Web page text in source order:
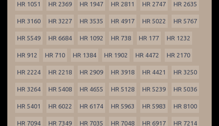
HR 1051 HR 2369 HR 1947 HR 2811 HR 2747 HR 2635
HR 3160 HR 3227 HR 3535 HR 4917 HR 5022 HR 5767
HR 5549 HR 6684 HR 1092 HR 738 HR 177 HR 1232
HR 912 HR 710 HR 1384 HR 1902 HR 4472 HR 2170
HR 2224 HR 2218 HR 2909 HR 3918 HR 4421 HR 3250
HR 3264 HR 5408 HR 4655 HR 5128 HR 5239 HR 5036
HR 5401 HR 6022 HR 6174 HR 5963 HR 5983 HR 8100
HR 7094 HR 7349 HR 7035 HR 7048 HR 6917 HR 7214